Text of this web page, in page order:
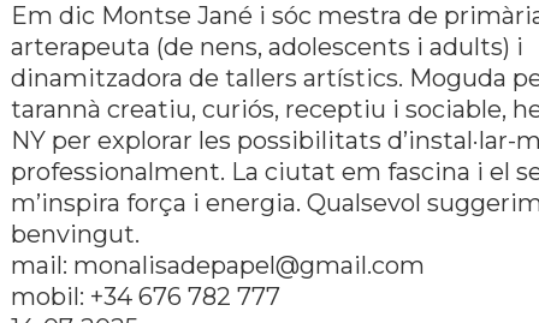
Em dic Montse Jané i sóc mestra de
arterapeuta (de nens, adolescents i adults) i
dinamitzadora de tallers artístics. Moguda
tarannà creatiu, curiós, receptiu i sociable,
NY per explorar les possibilitats d’instal·lar-
professionalment. La ciutat em fascina i el
m’inspira força i energia. Qualsevol
benvingut.
mail: monalisadepapel@gmail.com
mobil: +34 676 782 777